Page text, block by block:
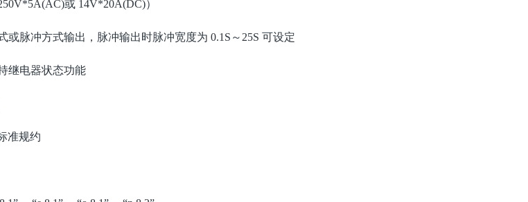
或 14V*20A(DC)）
或脉冲方式输出，脉冲输出时脉冲宽度为 0.1S～25S 可设定
继电器状态功能
准规约